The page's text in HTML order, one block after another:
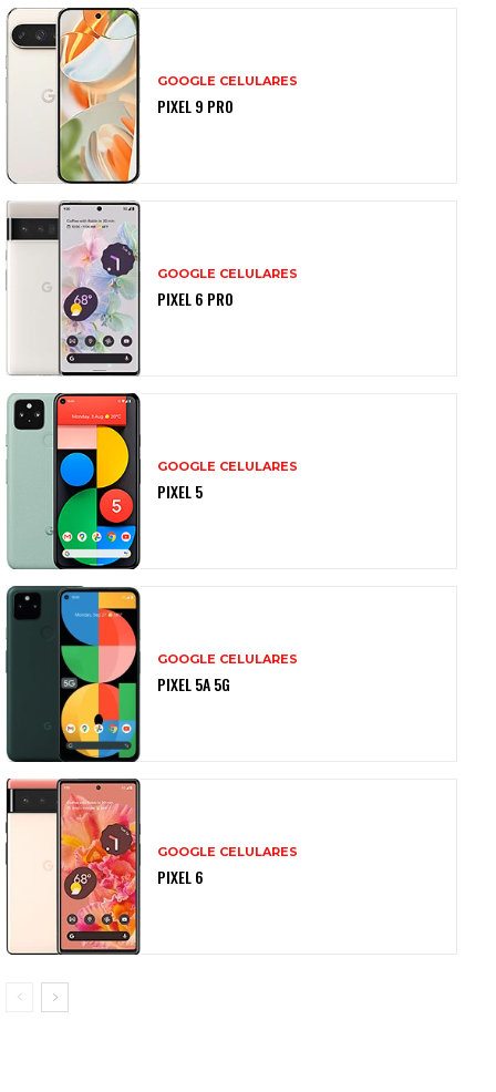
GOOGLE CELULARES
PIXEL 9 PRO
GOOGLE CELULARES
PIXEL 6 PRO
GOOGLE CELULARES
PIXEL 5
GOOGLE CELULARES
PIXEL 5A 5G
GOOGLE CELULARES
PIXEL 6